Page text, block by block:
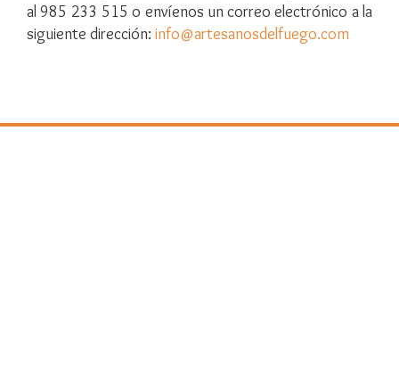
al 985 233 515 o envíenos un correo electrónico a la
siguiente dirección: info artesanosdelfuego.com